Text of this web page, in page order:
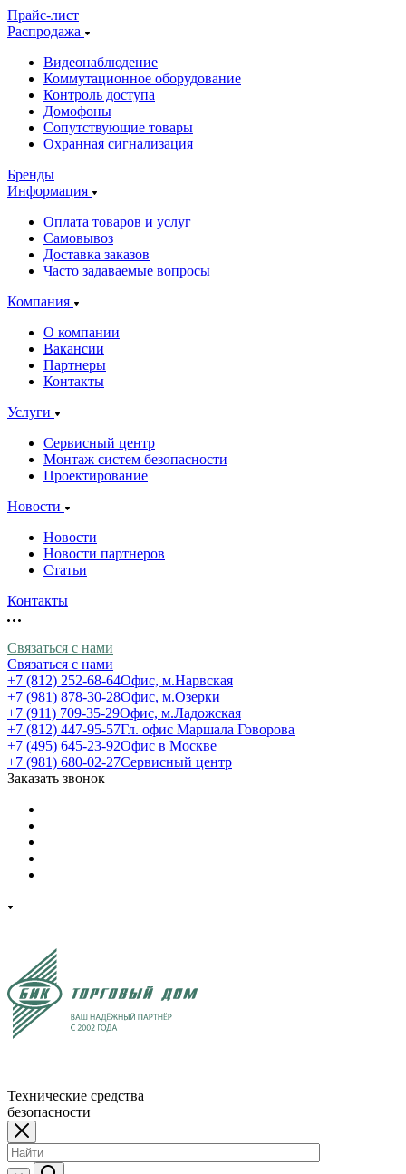
Прайс-лист
Распродажа
Видеонаблюдение
Коммутационное оборудование
Контроль доступа
Домофоны
Сопутствующие товары
Охранная сигнализация
Бренды
Информация
Оплата товаров и услуг
Самовывоз
Доставка заказов
Часто задаваемые вопросы
Компания
О компании
Вакансии
Партнеры
Контакты
Услуги
Сервисный центр
Монтаж систем безопасности
Проектирование
Новости
Новости
Новости партнеров
Статьи
Контакты
Связаться с нами
Связаться с нами
+7 (812) 252-68-64Офис, м.Нарвская
+7 (981) 878-30-28Офис, м.Озерки
+7 (911) 709-35-29Офис, м.Ладожская
+7 (812) 447-95-57Гл. офис Маршала Говорова
+7 (495) 645-23-92Офис в Москве
+7 (981) 680-02-27Сервисный центр
Заказать звонок
Технические средства
безопасности